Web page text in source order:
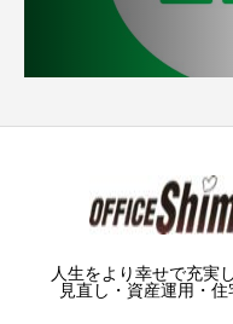
人生をより幸せで充
見直し・資産運用・